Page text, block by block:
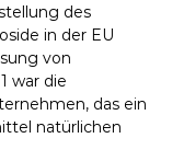
des
in der EU
von
war die
das ein
natürlichen